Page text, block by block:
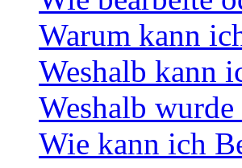
Warum kann
Weshalb kann
Weshalb
Wie kann ich